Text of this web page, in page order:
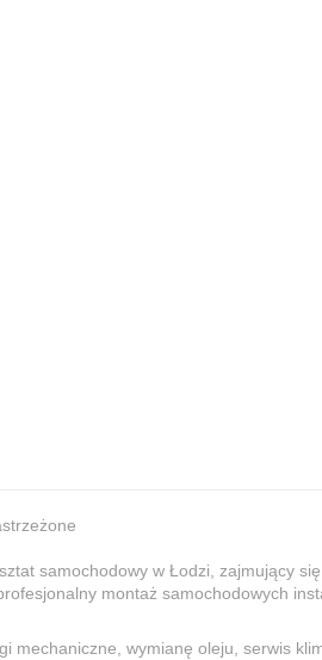
samochodowy w Łodzi, zajmujący
montaż samochodowych
mechaniczne, wymianę oleju, serwis